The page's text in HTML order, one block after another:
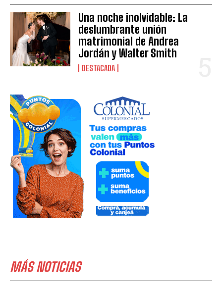
Una noche inolvidable: La
deslumbrante unión
matrimonial de Andrea
Jordán y Walter Smith
DESTACADA
MÁS NOTICIAS